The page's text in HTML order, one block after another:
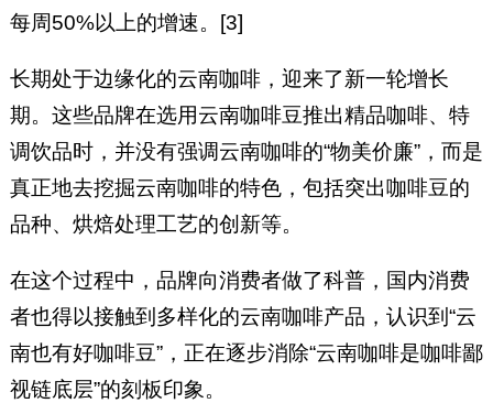
每周50%以上的增速。[3]
长期处于边缘化的云南咖啡，迎来了新一轮增长
期。这些品牌在选用云南咖啡豆推出精品咖啡、特
调饮品时，并没有强调云南咖啡的“物美价廉”，而是
真正地去挖掘云南咖啡的特色，包括突出咖啡豆的
品种、烘焙处理工艺的创新等。
在这个过程中，品牌向消费者做了科普，国内消费
者也得以接触到多样化的云南咖啡产品，认识到“云
南也有好咖啡豆”，正在逐步消除“云南咖啡是咖啡鄙
视链底层”的刻板印象。